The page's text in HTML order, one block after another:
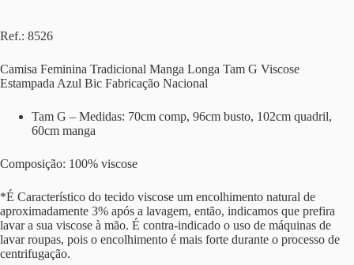
Ref.: 8526
Camisa Feminina Tradicional Manga Longa Tam G Viscose
Estampada Azul Bic Fabricação Nacional
Tam G – Medidas: 70cm comp, 96cm busto, 102cm quadril,
60cm manga
Composição: 100% viscose
*É Característico do tecido viscose um encolhimento natural de
aproximadamente 3% após a lavagem, então, indicamos que prefira
lavar a sua viscose à mão. É contra-indicado o uso de máquinas de
lavar roupas, pois o encolhimento é mais forte durante o processo de
centrifugação.